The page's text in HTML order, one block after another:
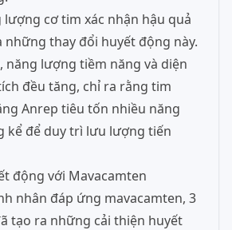
lượng cơ tim xác nhận hậu quả
những thay đổi huyết động này.
năng lượng tiềm năng và diện
đều tăng, chỉ ra rằng tim
Anrep tiêu tốn nhiều năng
kể để duy trì lưu lượng tiến
động với Mavacamten
nhân đáp ứng mavacamten, 3
tạo ra những cải thiện huyết